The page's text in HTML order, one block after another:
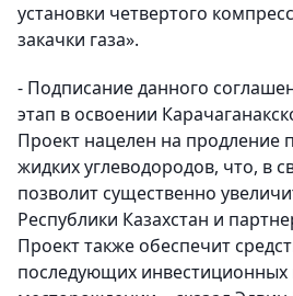
установки четвертого
закачки газа».
- Подписание данного
этап в освоении
Проект нацелен на продление
жидких углеводородов, что, в
позволит существенно
Республики Казахстан и
Проект также обеспечит
последующих инвестиционных